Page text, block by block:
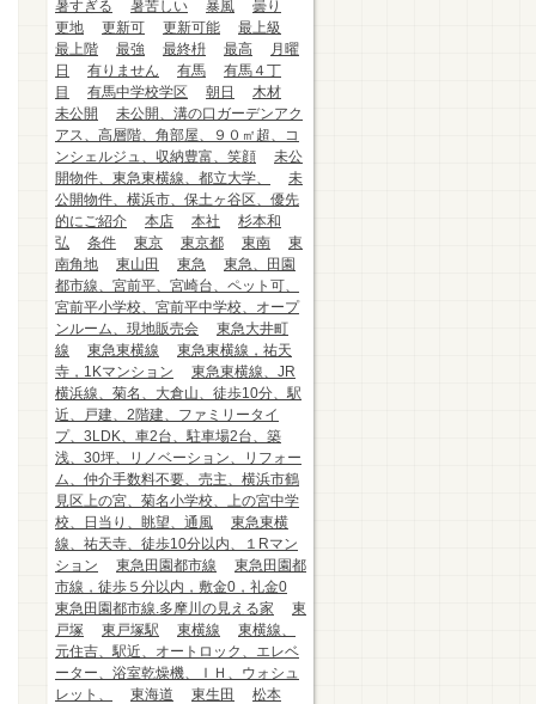
暑すぎる
暑苦しい 暴風
曇り
更地
更新可 更新可能
最上級
最上階
最強 最終枡 最高
月曜
日
有りません 有馬
有馬４丁
目
有馬中学校学区 朝日
木材
未公開
未公開、溝の口ガーデンアク
アス、高層階、角部屋、９０㎡超、コ
ンシェルジュ、収納豊富、笑顔
未公
開物件、東急東横線、都立大学、
未
公開物件、横浜市、保土ヶ谷区、優先
的にご紹介
本店 本社
杉本和
弘
条件 東京 東京都 東南
東
南角地
東山田 東急
東急、田園
都市線、宮前平、宮崎台、ペット可、
宮前平小学校、宮前平中学校、オープ
ンルーム、現地販売会
東急大井町
線
東急東横線
東急東横線，祐天
寺，1Kマンション
東急東横線、JR
横浜線、菊名、大倉山、徒歩10分、駅
近、戸建、2階建、ファミリータイ
プ、3LDK、車2台、駐車場2台、築
浅、30坪、リノベーション、リフォー
ム、仲介手数料不要、売主、横浜市鶴
見区上の宮、菊名小学校、上の宮中学
校、日当り、眺望、通風
東急東横
線、祐天寺、徒歩10分以内、１Rマン
ション
東急田園都市線
東急田園都
市線，徒歩５分以内，敷金0，礼金0
東急田園都市線.多摩川の見える家
東
戸塚
東戸塚駅 東横線
東横線、
元住吉、駅近、オートロック、エレベ
ーター、浴室乾燥機、ＩＨ、ウォシュ
レット、
東海道 東生田
松本